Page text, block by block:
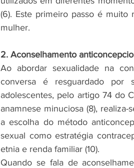
(6). Este primeiro passo é
mulher.
2. Aconselhamento
Ao abordar sexualidade na
conversa é resguardado por
adolescentes, pelo artigo 74 do
anamnese minuciosa (8),
a escolha do método
sexual como estratégia
etnia e renda familiar (10).
Quando se fala de